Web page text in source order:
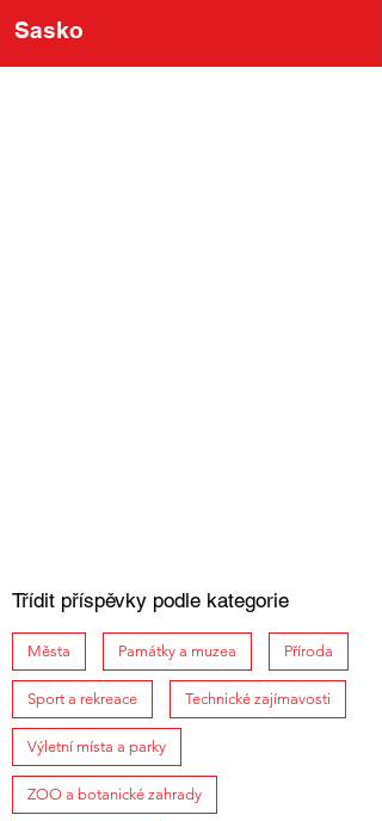
Sasko
Třídit příspěvky podle kategorie
Města Památky a muzea Příroda
Sport a rekreace Technické zajímavosti
Výletní místa a parky
ZOO a botanické zahrady